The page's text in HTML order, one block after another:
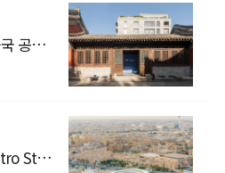
600년 사찰에서 중국 공예와 현대 패션을 직조한 ZARA x Fanglu Lin Pop-Up
Qasr AlHokm Metro Station, 구도심과 현대 공공 인프라의 접점을 제안하다